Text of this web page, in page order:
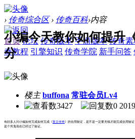
› 传奇综合区 › 传奇百科›内容
首页 论坛 传奇版本 手游版本 传奇素
奇教程 引擎知识 传奇学院 新手问答
小编今天教你如何提升
分
楼主 buffona 常驻会员Lv4
3427
0
有好多人问小编如何完成如何完成《复古传奇》的信用验证，是不是一定要充钱才能完成信用验
是个穷鬼现在已经过了验证。